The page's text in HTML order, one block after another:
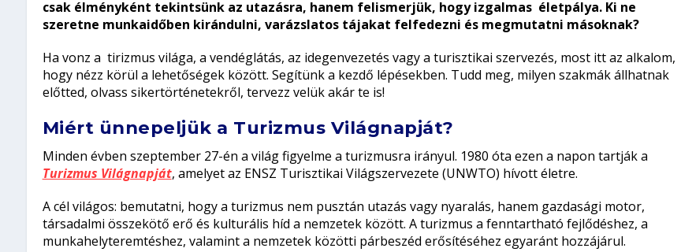
csak élményként tekintsünk az utazásra, hanem felismerjük, hogy izgalmas életpálya. Ki ne
szeretne munkaidőben kirándulni, varázslatos tájakat felfedezni és megmutatni másoknak?
Ha vonz a tirizmus világa, a vendéglátás, az idegenvezetés vagy a turisztikai szervezés, most itt az alkalom,
hogy nézz körül a lehetőségek között. Segítünk a kezdő lépésekben. Tudd meg, milyen szakmák állhatnak
előtted, olvass sikertörténetekről, tervezz velük akár te is!
Miért ünnepeljük a Turizmus Világnapját?
Minden évben szeptember 27-én a világ figyelme a turizmusra irányul. 1980 óta ezen a napon tartják a
Turizmus Világnapját, amelyet az ENSZ Turisztikai Világszervezete (UNWTO) hívott életre.
A cél világos: bemutatni, hogy a turizmus nem pusztán utazás vagy nyaralás, hanem gazdasági motor,
társadalmi összekötő erő és kulturális híd a nemzetek között. A turizmus a fenntartható fejlődéshez, a
munkahelyteremtéshez, valamint a nemzetek közötti párbeszéd erősítéséhez egyaránt hozzájárul.